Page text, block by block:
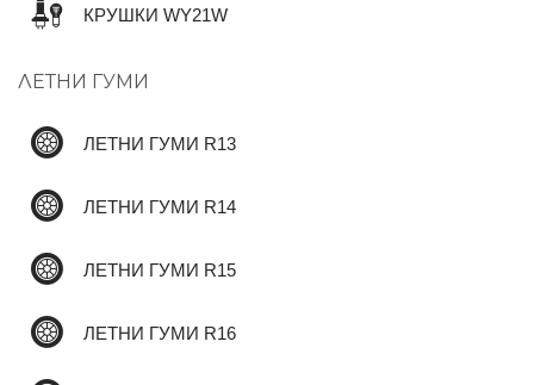
КРУШКИ WY21W
ЛЕТНИ ГУМИ
ЛЕТНИ ГУМИ R13
ЛЕТНИ ГУМИ R14
ЛЕТНИ ГУМИ R15
ЛЕТНИ ГУМИ R16